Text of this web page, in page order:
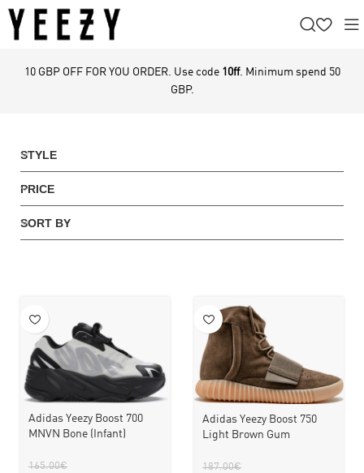
10 GBP OFF FOR YOU ORDER. Use code 10ff. Minimum spend 50
GBP.
STYLE
PRICE
SORT BY
Adidas Yeezy Boost 700
MNVN Bone (Infant)
165.00€
Adidas Yeezy Boost 750
Light Brown Gum
187.00€